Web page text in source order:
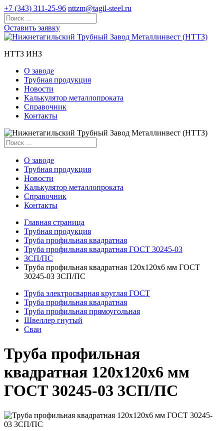
+7 (343) 311-25-96 nttzm@tagil-steel.ru
Оставить заявку
НТТЗ ИНЗ
О заводе
Трубная продукция
Новости
Калькулятор металлопроката
Справочник
Контакты
О заводе
Трубная продукция
Новости
Калькулятор металлопроката
Справочник
Контакты
Главная страница
Трубная продукция
Труба профильная квадратная
Труба профильная квадратная ГОСТ 30245-03
ЗСП/ПС
Труба профильная квадратная 120x120x6 мм ГОСТ
30245-03 3СП/ПС
Труба электросварная круглая ГОСТ
Труба профильная квадратная
Труба профильная прямоугольная
Швеллер гнутый
Сваи
Труба профильная
квадратная 120x120x6 мм
ГОСТ 30245-03 3СП/ПС